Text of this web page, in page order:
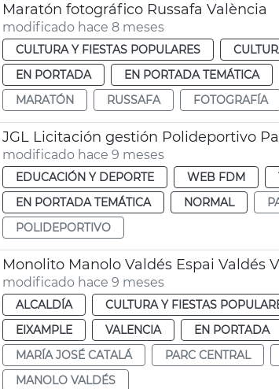
Maratón fotográfico Russafa València
modificado hace 8 meses
CULTURA Y FIESTAS POPULARES
EN PORTADA
EN PORTADA TEMÁTICA
MARATÓN
RUSSAFA FOTOGRAFÍA
JGL Licitación gestión Polideportivo
modificado hace 9 meses
EDUCACIÓN Y DEPORTE WEB FDM
EN PORTADA TEMÁTICA
NORMAL
POLIDEPORTIVO
Monolito Manolo Valdés Espai Valdés
modificado hace 9 meses
ALCALDÍA CULTURA Y FIESTAS
EIXAMPLE
VALENCIA EN PORTADA
MARÍA JOSÉ CATALÁ
PARC CENTRAL
MANOLO VALDÉS